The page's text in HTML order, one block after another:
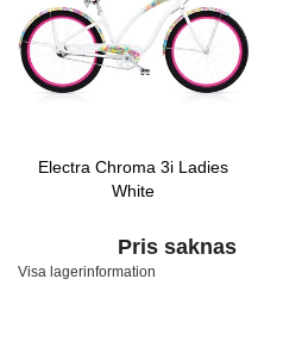
Electra Chroma 3i Ladies
White
Pris saknas
Visa lagerinformation